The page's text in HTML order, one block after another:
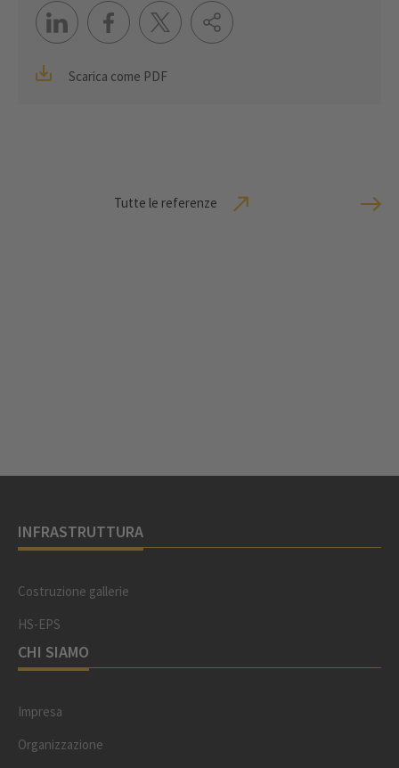
Scarica come PDF
Tutte le referenze
INFRASTRUTTURA
Costruzione gallerie
HS-EPS
CHI SIAMO
Impresa
Organizzazione